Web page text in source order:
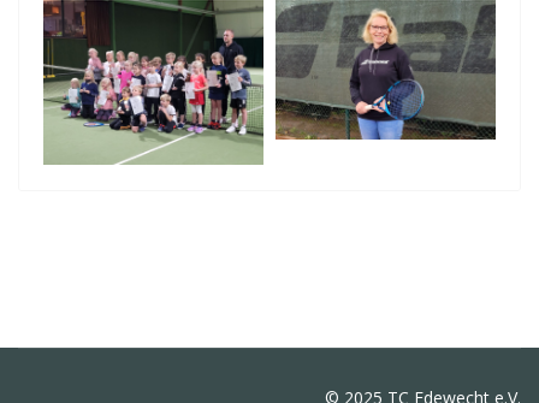
© 2025 TC Edewecht e.V.